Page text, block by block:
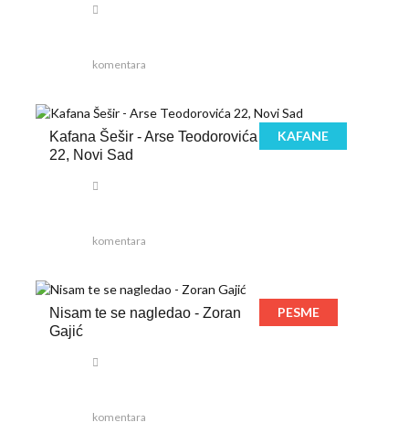
komentara
Kafana Šešir - Arse Teodorovića
22, Novi Sad
KAFANE
komentara
Nisam te se nagledao - Zoran
Gajić
PESME
komentara